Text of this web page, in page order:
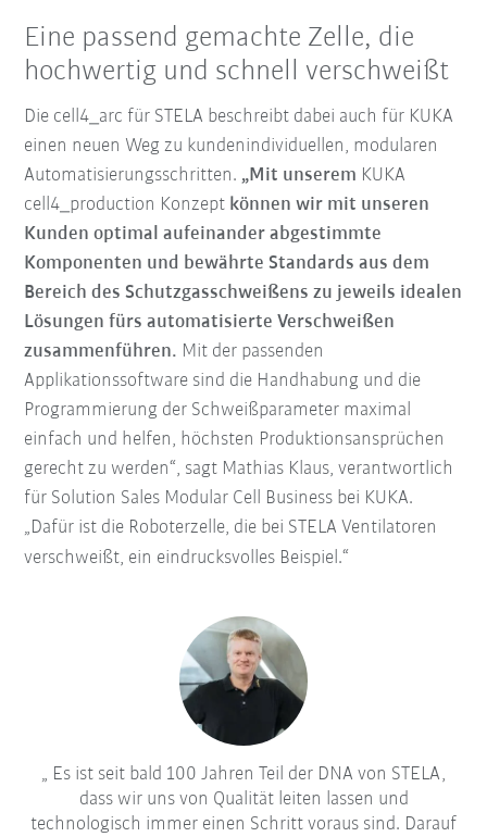
Eine passend gemachte Zelle, die
hochwertig und schnell verschweißt
Die cell4_arc für STELA beschreibt dabei auch für KUKA
einen neuen Weg zu kundenindividuellen, modularen
Automatisierungsschritten. „Mit unserem KUKA
cell4_production Konzept können wir mit unseren
Kunden optimal aufeinander abgestimmte
Komponenten und bewährte Standards aus dem
Bereich des Schutzgasschweißens zu jeweils idealen
Lösungen fürs automatisierte Verschweißen
zusammenführen. Mit der passenden
Applikationssoftware sind die Handhabung und die
Programmierung der Schweißparameter maximal
einfach und helfen, höchsten Produktionsansprüchen
gerecht zu werden“, sagt Mathias Klaus, verantwortlich
für Solution Sales Modular Cell Business bei KUKA.
„Dafür ist die Roboterzelle, die bei STELA Ventilatoren
verschweißt, ein eindrucksvolles Beispiel.“
Es ist seit bald 100 Jahren Teil der DNA von STELA,
dass wir uns von Qualität leiten lassen und
technologisch immer einen Schritt voraus sind. Darauf